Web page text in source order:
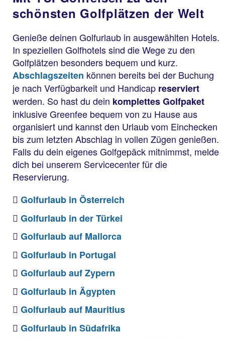
schönsten Golfplätzen der Welt
Genieße deinen Golfurlaub in ausgewählten Hotels.
In speziellen Golfhotels sind die Wege zu den
Golfplätzen besonders bequem und kurz.
Abschlagszeiten können bereits bei der Buchung
je nach Verfügbarkeit und Handicap reserviert
werden. So hast du dein komplettes Golfpaket
inklusive Greenfee bequem von zu Hause aus
organisiert und kannst den Urlaub vom Einchecken
bis zum letzten Abschlag in vollen Zügen genießen.
Falls du dein eigenes Golfgepäck mitnimmst, melde
dich bei unserem Servicecenter für die
Reservierung.
Golfurlaub in Österreich
Golfurlaub in der Türkei
Golfurlaub auf Mallorca
Golfurlaub in Portugal
Golfurlaub auf Zypern
Golfurlaub in Ägypten
Golfurlaub auf Mauritius
Golfurlaub in Südafrika